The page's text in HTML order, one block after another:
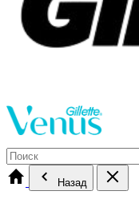
Назад